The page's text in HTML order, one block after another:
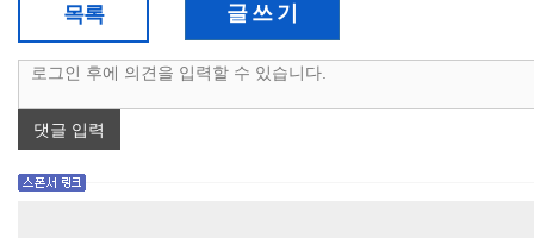
목록 글 쓰 기
댓글 입력